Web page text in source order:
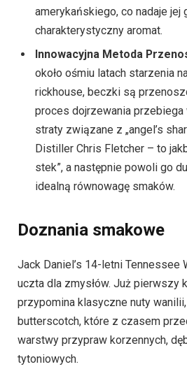
amerykańskiego, co nadaje jej
charakterystyczny aromat.
Innowacyjna Metoda
około ośmiu latach starzenia
rickhouse, beczki są
proces dojrzewania
straty związane z „angel’s
Distiller Chris Fletcher – to
stek”, a następnie powoli go
idealną równowagę smaków.
Doznania smakowe
Jack Daniel’s 14-letni Tennessee
uczta dla zmysłów. Już pierwszy
przypomina klasyczne nuty
butterscotch, które z czasem
warstwy przypraw korzennych,
tytoniowych.